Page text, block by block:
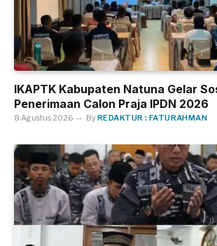
IKAPTK Kabupaten Natuna Gelar
Penerimaan Calon Praja IPDN 2026
8 Agustus 2026 ByREDAKTUR : FATURAHMAN